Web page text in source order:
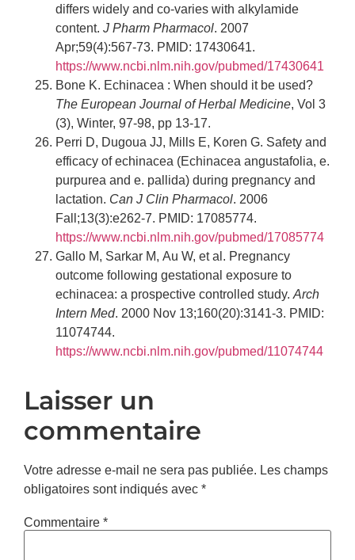
differs widely and co-varies with alkylamide
content. J Pharm Pharmacol. 2007
Apr;59(4):567-73. PMID: 17430641.
https://www.ncbi.nlm.nih.gov/pubmed/17430641
Bone K. Echinacea : When should it be used?
The European Journal of Herbal Medicine, Vol 3
(3), Winter, 97-98, pp 13-17.
Perri D, Dugoua JJ, Mills E, Koren G. Safety and
efficacy of echinacea (Echinacea angustafolia, e.
purpurea and e. pallida) during pregnancy and
lactation. Can J Clin Pharmacol. 2006
Fall;13(3):e262-7. PMID: 17085774.
https://www.ncbi.nlm.nih.gov/pubmed/17085774
Gallo M, Sarkar M, Au W, et al. Pregnancy
outcome following gestational exposure to
echinacea: a prospective controlled study.Arch
Intern Med. 2000 Nov 13;160(20):3141-3. PMID:
11074744.
https://www.ncbi.nlm.nih.gov/pubmed/11074744
Laisser un
commentaire
Votre adresse e-mail ne sera pas publiée. Les champs
obligatoires sont indiqués avec*
Commentaire*